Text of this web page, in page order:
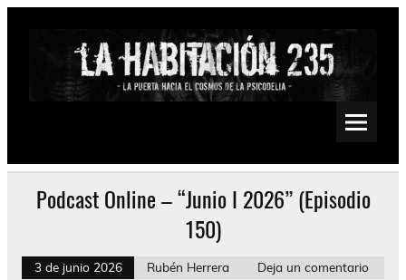
Saltar
Psychedelic, Stoner, Doom, Sludge, Fuzz, Space, Drone
Podcast Online – “Junio I 2026” (Episodio
150)
3 de junio 2026 Rubén Herrera Deja un comentario